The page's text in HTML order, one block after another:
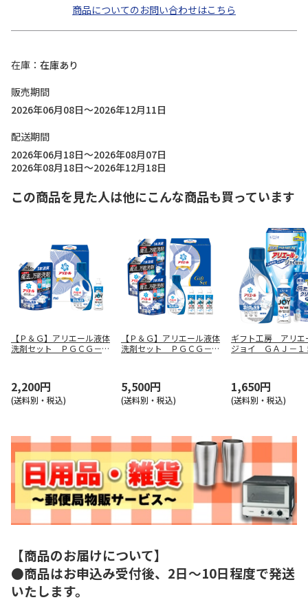
商品についてのお問い合わせはこちら
在庫
在庫あり
販売期間
2026年06月08日～2026年12月11日
配送期間
2026年06月18日～2026年08月07日
2026年08月18日～2026年12月18日
この商品を見た人は他にこんな商品も買っています
【Ｐ＆Ｇ】アリエール液体
洗剤セット ＰＧＣＧ－２
2,200円
(送料別・税込)
【Ｐ＆Ｇ】アリエール液体
洗剤セット ＰＧＣＧ－５
5,500円
(送料別・税込)
ギフト工房 アリエ
ジョイ ＧＡＪ－１
1,650円
(送料別・税込)
【商品のお届けについて】
●商品はお申込み受付後、2日～10日程度で発送
いたします。